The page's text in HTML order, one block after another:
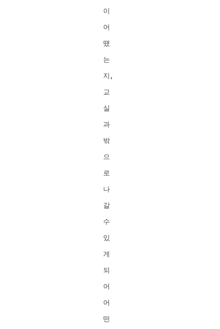
이
어
땠
는
지,
교
실
과
밖
으
로
나
갈
수
있
게
되
어
어
떤